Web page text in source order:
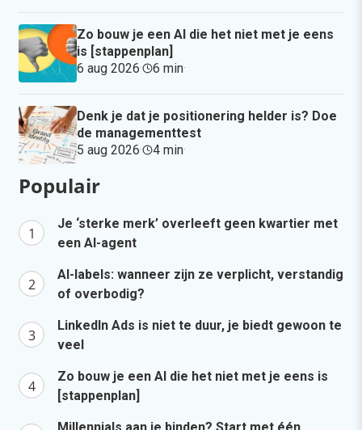
Zo bouw je een AI die het niet met je eens
is [stappenplan]
6 aug 2026· 6 min·
Denk je dat je positionering helder is? Doe
de managementtest
5 aug 2026· 4 min·
Populair
Je ‘sterke merk’ overleeft geen kwartier met
een AI-agent
AI-labels: wanneer zijn ze verplicht, verstandig
of overbodig?
LinkedIn Ads is niet te duur, je biedt gewoon te
veel
Zo bouw je een AI die het niet met je eens is
[stappenplan]
Millennials aan je binden? Start met één